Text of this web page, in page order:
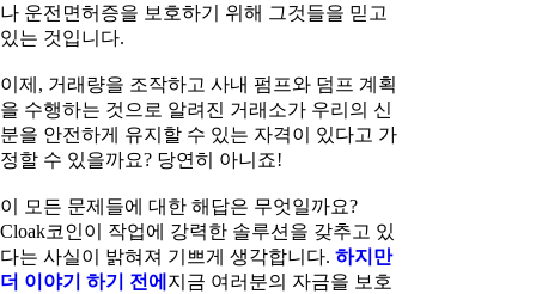
나 운전면허증을 보호하기 위해 그것들을 믿고
있는 것입니다.
이제, 거래량을 조작하고 사내 펌프와 덤프 계획
을 수행하는 것으로 알려진 거래소가 우리의 신
분을 안전하게 유지할 수 있는 자격이 있다고 가
정할 수 있을까요? 당연히 아니죠!
이 모든 문제들에 대한 해답은 무엇일까요?
Cloak코인이 작업에 강력한 솔루션을 갖추고 있
다는 사실이 밝혀져 기쁘게 생각합니다. 하지만
더 이야기 하기 전에 지금 여러분의 자금을 보호